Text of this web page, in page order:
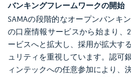
バンキングフレームワークの開始
SAMAの段階的なオープンバンキ
の口座情報サービスから始まり、
ービスへと拡大し、採用が拡大す
ュリティを重視しています。認可
ィンテックへの任意参加により、